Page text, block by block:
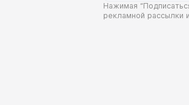
Нажимая
рекламной рассылки и